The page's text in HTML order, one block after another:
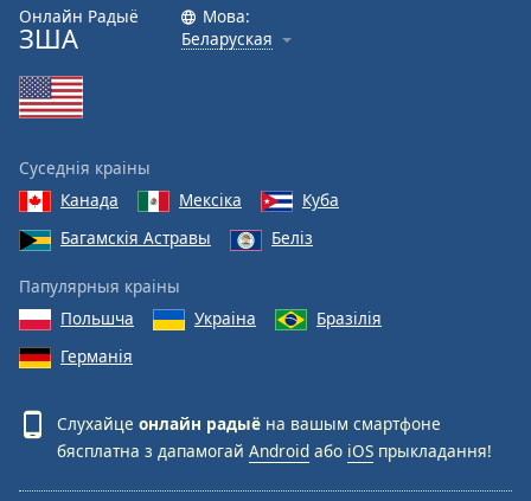
Онлайн Радыё
ЗША
Мова:
Беларуская
Суседнія краіны
Канада
Мексіка
Куба
Багамскія Астравы
Беліз
Папулярныя краіны
Польшча
Украіна
Бразілія
Германія
Слухайце онлайн радыё на вашым смартфоне
бясплатна з дапамогай Android або iOS прыкладання!